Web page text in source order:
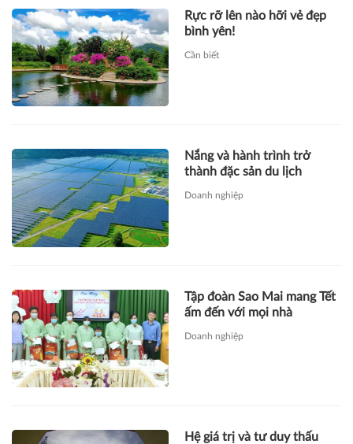
Rực rỡ lên nào hỡi vẻ đẹp
bình yên!
Cần biết
Nắng và hành trình trở
thành đặc sản du lịch
Doanh nghiệp
Tập đoàn Sao Mai mang Tết
ấm đến với mọi nhà
Doanh nghiệp
Hệ giá trị và tư duy thấu